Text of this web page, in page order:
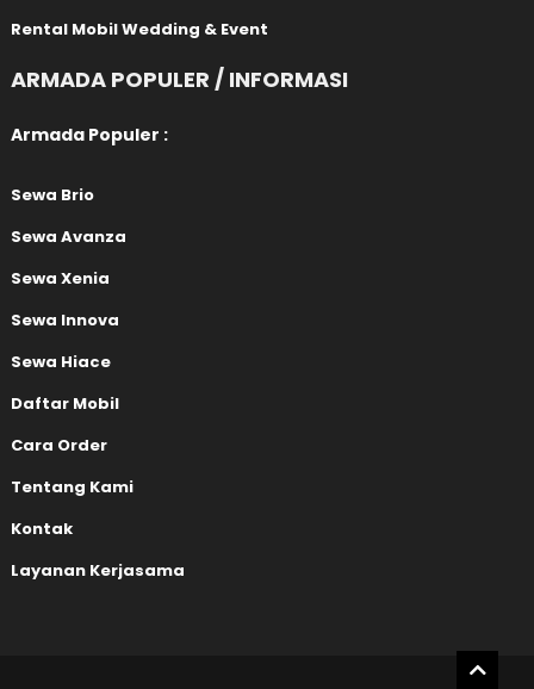
Rental Mobil Wedding & Event
ARMADA POPULER / INFORMASI
Armada Populer :
Sewa Brio
Sewa Avanza
Sewa Xenia
Sewa Innova
Sewa Hiace
Daftar Mobil
Cara Order
Tentang Kami
Kontak
Layanan Kerjasama